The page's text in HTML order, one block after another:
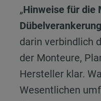
„Hinweise für die
darin verbindlich
der Monteure,
Hersteller klar.
Wesentlichen